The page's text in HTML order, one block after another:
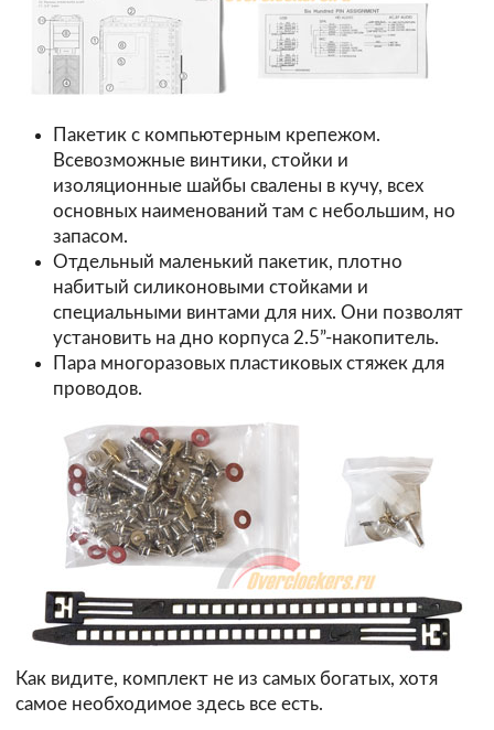
Пакетик с компьютерным крепежом.
Всевозможные винтики, стойки и
изоляционные шайбы свалены в кучу, всех
основных наименований там с небольшим, но
запасом.
Отдельный маленький пакетик, плотно
набитый силиконовыми стойками и
специальными винтами для них. Они позволят
установить на дно корпуса 2.5”-накопитель.
Пара многоразовых пластиковых стяжек для
проводов.
Как видите, комплект не из самых богатых, хотя
самое необходимое здесь все есть.